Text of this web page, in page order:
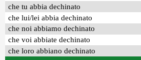
che tu abbia dechinato
che lui/lei abbia dechinato
che noi abbiamo dechinato
che voi abbiate dechinato
che loro abbiano dechinato